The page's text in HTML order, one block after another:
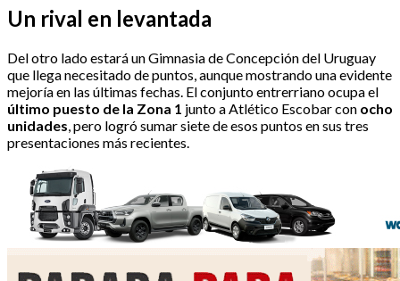
Un rival en levantada
Del otro lado estará un Gimnasia de Concepción del Uruguay
que llega necesitado de puntos, aunque mostrando una evidente
mejoría en las últimas fechas. El conjunto entrerriano ocupa el
último puesto de la Zona 1 junto a Atlético Escobar con ocho
unidades, pero logró sumar siete de esos puntos en sus tres
presentaciones más recientes.